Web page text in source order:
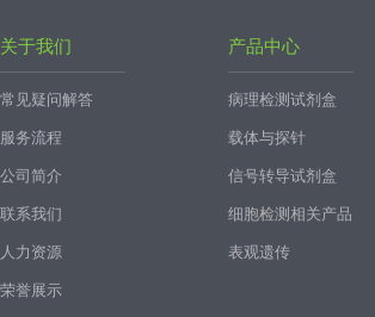
关于我们
常见疑问解答
服务流程
公司简介
联系我们
人力资源
荣誉展示
产品中心
病理检测试剂盒
载体与探针
信号转导试剂盒
细胞检测相关产品
表观遗传